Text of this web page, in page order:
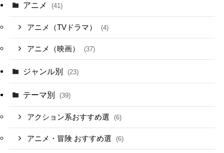
アニメ (41)
アニメ（TVドラマ） (4)
アニメ（映画） (37)
ジャンル別 (23)
テーマ別 (39)
アクション系おすすめ選 (6)
アニメ・冒険 おすすめ選 (6)